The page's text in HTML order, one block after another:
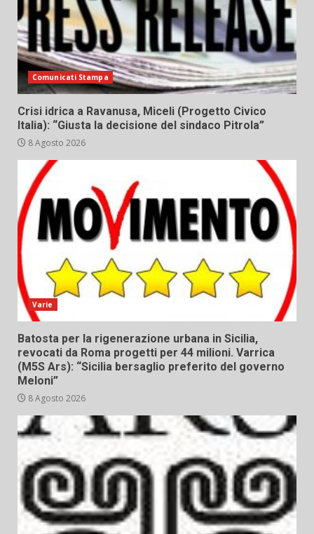
Comunicati Stampa
Crisi idrica a Ravanusa, Miceli (Progetto Civico
Italia): “Giusta la decisione del sindaco Pitrola”
8 Agosto 2026
Varie
Batosta per la rigenerazione urbana in Sicilia,
revocati da Roma progetti per 44 milioni. Varrica
(M5S Ars): “Sicilia bersaglio preferito del governo
Meloni”
8 Agosto 2026